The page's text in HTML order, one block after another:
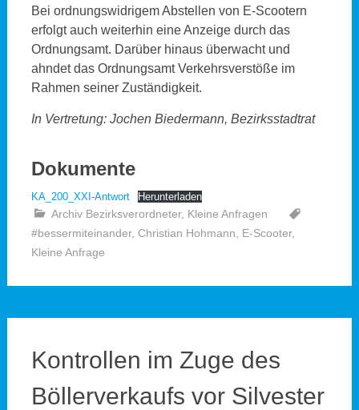
Bei ordnungswidrigem Abstellen von E-Scootern
erfolgt auch weiterhin eine Anzeige durch das
Ordnungsamt. Darüber hinaus überwacht und
ahndet das Ordnungsamt Verkehrsverstöße im
Rahmen seiner Zuständigkeit.
In Vertretung: Jochen Biedermann, Bezirksstadtrat
Dokumente
KA_200_XXI-Antwort Herunterladen
Archiv Bezirksverordneter, Kleine Anfragen
#bessermiteinander, Christian Hohmann E-Scooter,
Kleine Anfrage
Kontrollen im Zuge des
Böllerverkaufs vor Silvester